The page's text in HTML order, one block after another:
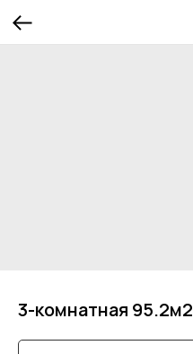
3-комнатная 95.2м2